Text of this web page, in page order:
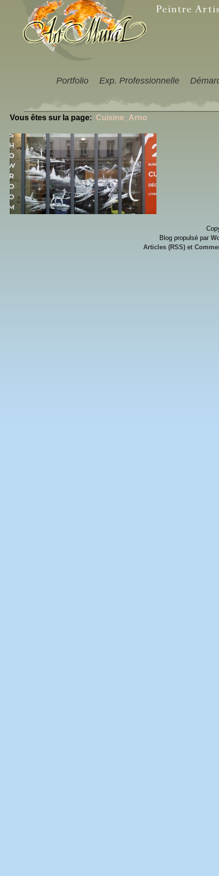
Portfolio Exp. Professionnelle
Vous êtes sur la page: Cuisine_Arno
Blog propulsé par
Articles (RSS) et